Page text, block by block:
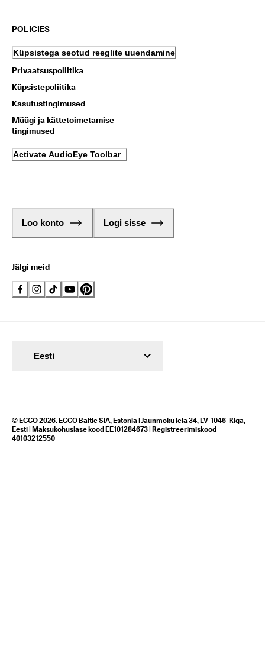
POLICIES
Küpsistega seotud reeglite uuendamine
Privaatsuspoliitika
Küpsistepoliitika
Kasutustingimused
Müügi ja kättetoimetamise
tingimused
Activate AudioEye Toolbar
Loo konto Logi sisse
Jälgi meid
© ECCO 2026. ECCO Baltic SIA, Estonia | Jaunmoku iela 34, LV-1046-Riga,
Eesti | Maksukohuslase kood EE101284673 | Registreerimiskood
40103212550
Eesti